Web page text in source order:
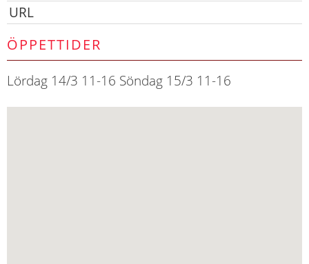
URL
ÖPPETTIDER
Lördag 14/3 11-16 Söndag 15/3 11-16